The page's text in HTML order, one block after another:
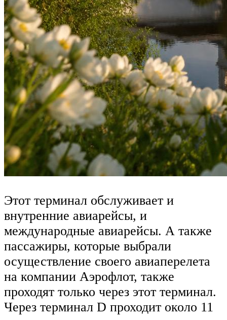
Этот терминал обслуживает и
внутренние авиарейсы, и
международные авиарейсы. А также
пассажиры, которые выбрали
осуществление своего авиаперелета
на компании Аэрофлот, также
проходят только через этот терминал.
Через терминал D проходит около 11